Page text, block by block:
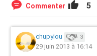
Commenter 5
chupylou 3
29 juin 2013 à 16:14